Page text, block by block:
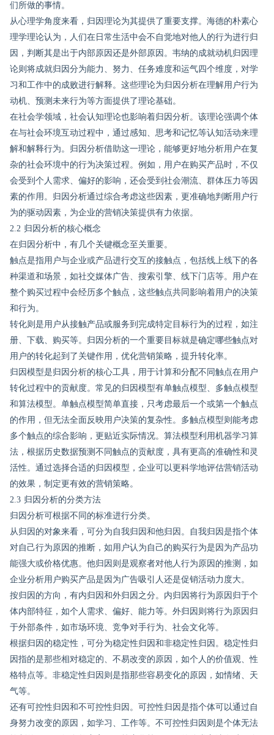
们所做的事情。
从心理学角度来看，归因理论为其提供了重要支撑。海德的朴素心
理学理论认为，人们在日常生活中会不自觉地对他人的行为进行归
因，判断其是出于内部原因还是外部原因。韦纳的成就动机归因理
论则将成就归因分为能力、努力、任务难度和运气四个维度，对学
习和工作中的成败进行解释。这些理论为归因分析在理解用户行为
动机、预测未来行为等方面提供了理论基础。
在社会学领域，社会认知理论也影响着归因分析。该理论强调个体
在与社会环境互动过程中，通过感知、思考和记忆等认知活动来理
解和解释行为。归因分析借助这一理论，能够更好地分析用户在复
杂的社会环境中的行为决策过程。例如，用户在购买产品时，不仅
会受到个人需求、偏好的影响，还会受到社会潮流、群体压力等因
素的作用。归因分析通过综合考虑这些因素，更准确地判断用户行
为的驱动因素，为企业的营销决策提供有力依据。
2.2 归因分析的核心概念
在归因分析中，有几个关键概念至关重要。
触点是指用户与企业或产品进行交互的接触点，包括线上线下的各
种渠道和场景，如社交媒体广告、搜索引擎、线下门店等。用户在
整个购买过程中会经历多个触点，这些触点共同影响着用户的决策
和行为。
转化则是用户从接触产品或服务到完成特定目标行为的过程，如注
册、下载、购买等。归因分析的一个重要目标就是确定哪些触点对
用户的转化起到了关键作用，优化营销策略，提升转化率。
归因模型是归因分析的核心工具，用于计算和分配不同触点在用户
转化过程中的贡献度。常见的归因模型有单触点模型、多触点模型
和算法模型。单触点模型简单直接，只考虑最后一个或第一个触点
的作用，但无法全面反映用户决策的复杂性。多触点模型则能考虑
多个触点的综合影响，更贴近实际情况。算法模型利用机器学习算
法，根据历史数据预测不同触点的贡献度，具有更高的准确性和灵
活性。通过选择合适的归因模型，企业可以更科学地评估营销活动
的效果，制定更有效的营销策略。
2.3 归因分析的分类方法
归因分析可根据不同的标准进行分类。
从归因的对象来看，可分为自我归因和他归因。自我归因是指个体
对自己行为原因的推断，如用户认为自己的购买行为是因为产品功
能强大或价格优惠。他归因则是观察者对他人行为原因的推测，如
企业分析用户购买产品是因为广告吸引人还是促销活动力度大。
按归因的方向，有内归因和外归因之分。内归因将行为原因归于个
体内部特征，如个人需求、偏好、能力等。外归因则将行为原因归
于外部条件，如市场环境、竞争对手行为、社会文化等。
根据归因的稳定性，可分为稳定性归因和非稳定性归因。稳定性归
因指的是那些相对稳定的、不易改变的原因，如个人的价值观、性
格特点等。非稳定性归因则是指那些容易变化的原因，如情绪、天
气等。
还有可控性归因和不可控性归因。可控性归因是指个体可以通过自
身努力改变的原因，如学习、工作等。不可控性归因则是个体无法